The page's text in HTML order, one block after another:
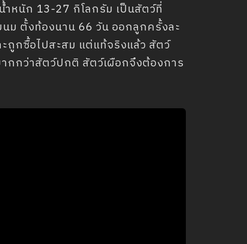
หนัก 13-27 กิโลกรัม เป็นสัตว์ที่
ม ตั้งท้องนาน 66 วัน ออกลูกครั้งละ
ถูกซื้อไปสะสม แต่แท้จริงแล้ว สัตว์
กกว่าสัตว์ปกติ สัตว์เผือกจึงต้องการ